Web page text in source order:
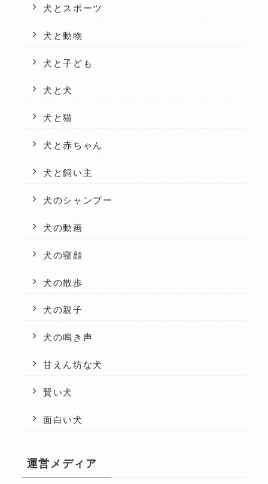
犬とスポーツ
犬と動物
犬と子ども
犬と犬
犬と猫
犬と赤ちゃん
犬と飼い主
犬のシャンプー
犬の動画
犬の寝顔
犬の散歩
犬の親子
犬の鳴き声
甘えん坊な犬
賢い犬
面白い犬
運営メディア